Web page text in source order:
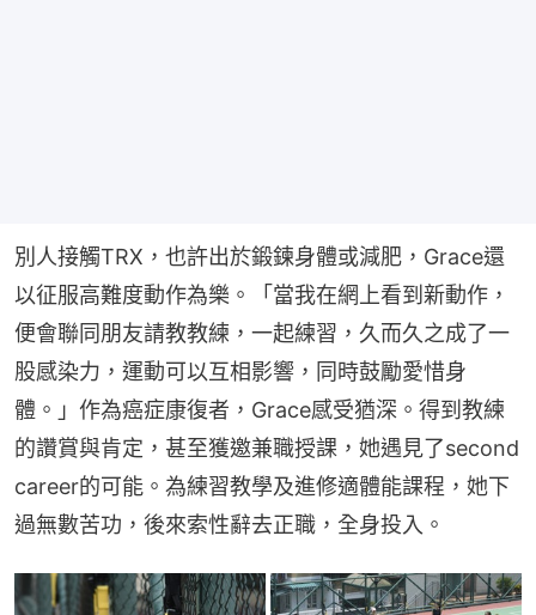
別人接觸TRX，也許出於鍛鍊身體或減肥，Grace還
以征服高難度動作為樂。「當我在網上看到新動作，
便會聯同朋友請教教練，一起練習，久而久之成了一
股感染力，運動可以互相影響，同時鼓勵愛惜身
體。」作為癌症康復者，Grace感受猶深。得到教練
的讚賞與肯定，甚至獲邀兼職授課，她遇見了second
career的可能。為練習教學及進修適體能課程，她下
過無數苦功，後來索性辭去正職，全身投入。